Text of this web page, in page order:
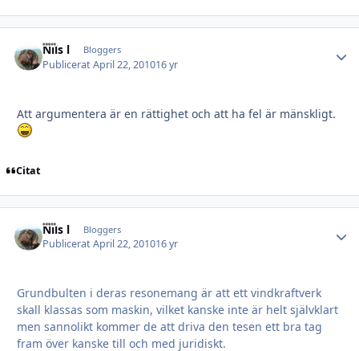
Nils l Bloggers
PubliceratApril 22, 201016 yr
Att argumentera är en rättighet och att ha fel är mänskligt.
Citat
Nils l Bloggers
PubliceratApril 22, 201016 yr
Grundbulten i deras resonemang är att ett vindkraftverk
skall klassas som maskin, vilket kanske inte är helt självklart
men sannolikt kommer de att driva den tesen ett bra tag
fram över kanske till och med juridiskt.